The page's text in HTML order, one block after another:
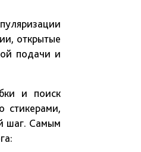
открытые
подачи и
и поиск
стикерами,
шаг. Самым